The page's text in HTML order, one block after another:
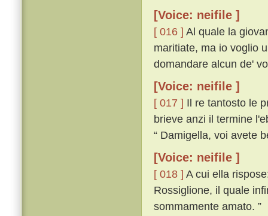
[Voice: neifile ]
[ 016 ] Al quale la
maritiate, ma io voglio
domandare alcun de'
[Voice: neifile ]
[ 017 ] Il re tantosto le
brieve anzi il termine
“ Damigella, voi avete
[Voice: neifile ]
[ 018 ] A cui ella
Rossiglione, il quale
sommamente amato. ”